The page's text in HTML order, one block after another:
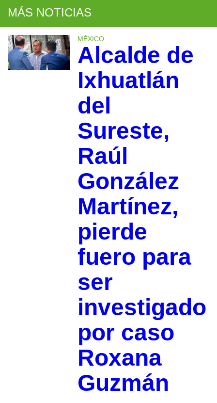
MÁS NOTICIAS
MÉXICO
Alcalde de
Ixhuatlán
del
Sureste,
Raúl
González
Martínez,
pierde
fuero para
ser
investigado
por caso
Roxana
Guzmán